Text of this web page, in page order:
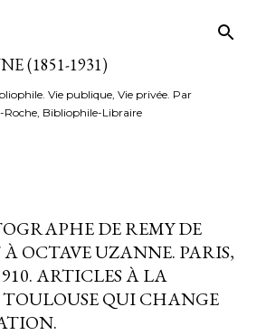
(1851-1931)
Vie publique, Vie privée. Par
Bibliophile-Libraire
DE REMY DE
OCTAVE UZANNE. PARIS,
ARTICLES À LA
TOULOUSE QUI CHANGE